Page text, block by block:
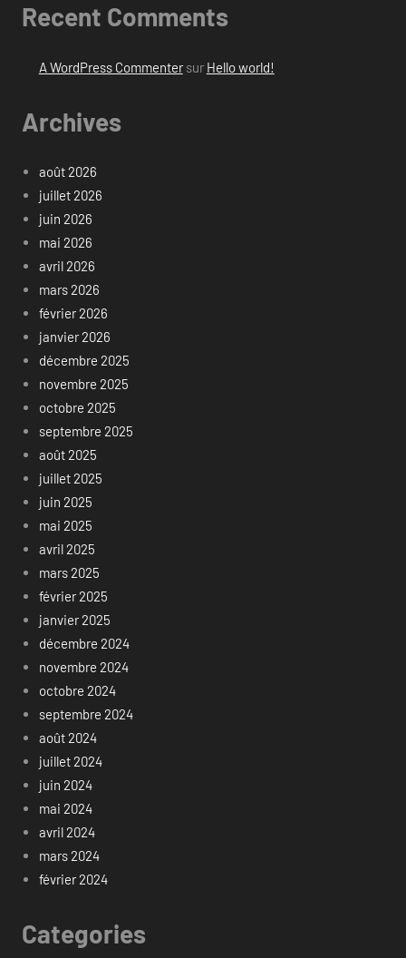
Recent Comments
A WordPress Commentersur Hello world!
Archives
août 2026
juillet 2026
juin 2026
mai 2026
avril 2026
mars 2026
février 2026
janvier 2026
décembre 2025
novembre 2025
octobre 2025
septembre 2025
août 2025
juillet 2025
juin 2025
mai 2025
avril 2025
mars 2025
février 2025
janvier 2025
décembre 2024
novembre 2024
octobre 2024
septembre 2024
août 2024
juillet 2024
juin 2024
mai 2024
avril 2024
mars 2024
février 2024
Categories